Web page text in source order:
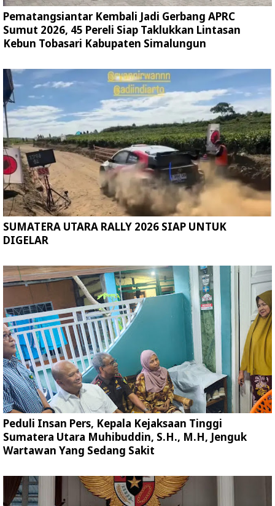
Pematangsiantar Kembali Jadi Gerbang APRC
Sumut 2026, 45 Pereli Siap Taklukkan Lintasan
Kebun Tobasari Kabupaten Simalungun
SUMATERA UTARA RALLY 2026 SIAP UNTUK
DIGELAR
Peduli Insan Pers, Kepala Kejaksaan Tinggi
Sumatera Utara Muhibuddin, S.H., M.H, Jenguk
Wartawan Yang Sedang Sakit